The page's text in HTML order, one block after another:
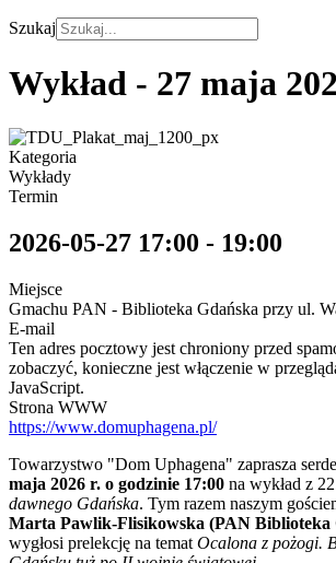
Szukaj
Wykład - 27 maja
Kategoria
Wykłady
Termin
2026-05-27 17:00 - 19:00
Miejsce
Gmachu PAN - Biblioteka Gdańska przy ul.
E-mail
Ten adres pocztowy jest chroniony przed
zobaczyć, konieczne jest włączenie w
JavaScript.
Strona WWW
https://www.domuphagena.pl/
Towarzystwo "Dom Uphagena" zaprasza
maja 2026 r. o godzinie 17:00 na wykład z
dawnego Gdańska. Tym razem naszym
Marta Pawlik-Flisikowska (PAN Biblioteka
wygłosi prelekcję na temat Ocalona z pożogi.